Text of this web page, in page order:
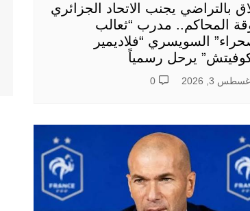
بالتراضي يجنب الاتحاد الجزائري
المحاكم.. مدرب “ثعالب
السويسري “فلاديمير
يرحل رسمياً
3, 2026
0